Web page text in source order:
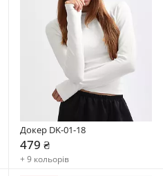
Докер DK-01-18
479 ₴
+ 9 кольорів